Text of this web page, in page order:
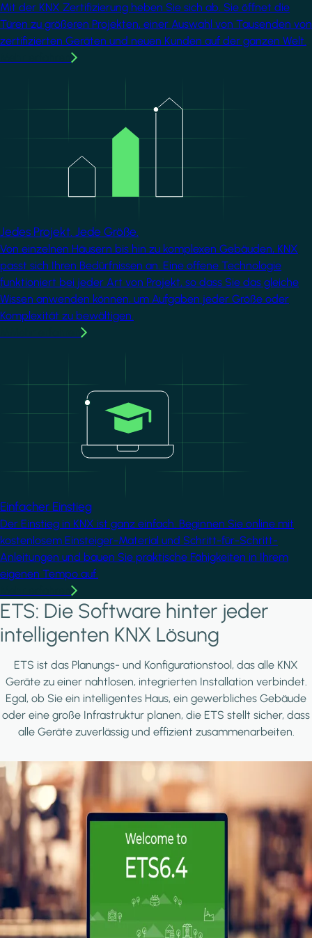
Mit der KNX Zertifizierung heben Sie sich ab. Sie öffnet die
Türen zu größeren Projekten, einer Auswahl von Tausenden von
zertifizierten Geräten und neuen Kunden auf der ganzen Welt.
Jedes Projekt. Jede Größe.
Von einzelnen Häusern bis hin zu komplexen Gebäuden, KNX
passt sich Ihren Bedürfnissen an. Eine offene Technologie
funktioniert bei jeder Art von Projekt, so dass Sie das gleiche
Wissen anwenden können, um Aufgaben jeder Größe oder
Komplexität zu bewältigen.
Einfacher Einstieg
Der Einstieg in KNX ist ganz einfach. Beginnen Sie online mit
kostenlosem Einsteiger-Material und Schritt-für-Schritt-
Anleitungen und bauen Sie praktische Fähigkeiten in Ihrem
eigenen Tempo auf.
ETS: Die Software hinter jeder
intelligenten KNX Lösung
ETS ist das Planungs- und Konfigurationstool, das alle KNX
Geräte zu einer nahtlosen, integrierten Installation verbindet.
Egal, ob Sie ein intelligentes Haus, ein gewerbliches Gebäude
oder eine große Infrastruktur planen, die ETS stellt sicher, dass
alle Geräte zuverlässig und effizient zusammenarbeiten.
Image